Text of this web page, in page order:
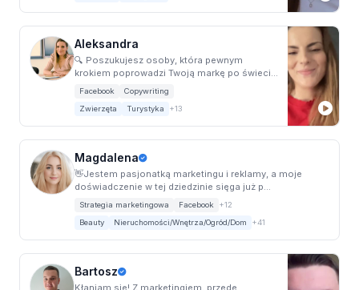
Aleksandra
🔍 Poszukujesz osoby, która pewnym
krokiem poprowadzi Twoją markę po świecie
social media?...
Facebook
Copywriting
Zwierzęta
Turystyka +13
Magdalena
👋Jestem pasjonatką marketingu i reklamy, a moje
doświadczenie w tej dziedzinie sięga już p...
Strategia marketingowa Facebook
+12
Beauty
Nieruchomości/Wnętrza/Ogród/Dom +41
Bartosz
Kłaniam się! Z marketingiem, przede